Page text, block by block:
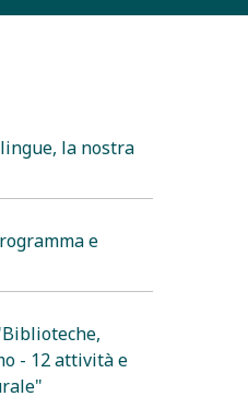
la nostra
e
- 12 attività e